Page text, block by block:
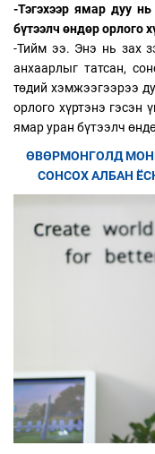
-Тэгэхээр ямар дуу
бүтээлч өндөр орлого
-Тийм ээ. Энэ нь зах
анхаарлыг татсан,
төдий хэмжээгээрээ
орлого хүртэнэ гэсэн
ямар уран бүтээлч
ӨВӨРМОНГОЛД
СОНСОХ АЛБАН